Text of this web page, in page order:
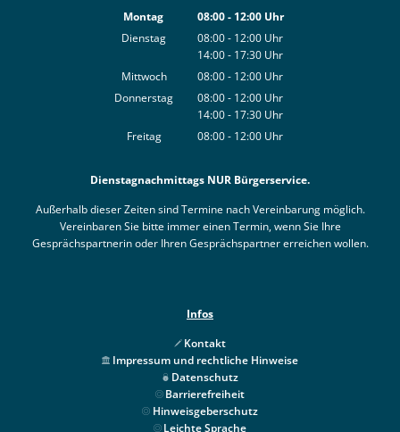
Montag 08:00- 12:00Uhr
Von 08:00 bis 12:00 Uhr
Dienstag 08:00- 12:00 Uhr
Von 08:00 bis 12:00 Uhr
14:00- 17:30 Uhr
Von 14:00 bis 17:30 Uhr
Mittwoch 08:00- 12:00 Uhr
Von 08:00 bis 12:00 Uhr
Donnerstag 08:00- 12:00 Uhr
Von 08:00 bis 12:00 Uhr
14:00- 17:30 Uhr
Von 14:00 bis 17:30 Uhr
Freitag 08:00- 12:00 Uhr
Dienstagnachmittags NUR Bürgerservice.
Außerhalb dieser Zeiten sind Termine nach Vereinbarung möglich.
Vereinbaren Sie bitte immer einen Termin, wenn Sie Ihre
Gesprächspartnerin oder Ihren Gesprächspartner erreichen wollen.
Infos
Kontakt
Impressum und rechtliche Hinweise
Datenschutz
Barrierefreiheit
Hinweisgeberschutz
Leichte Sprache